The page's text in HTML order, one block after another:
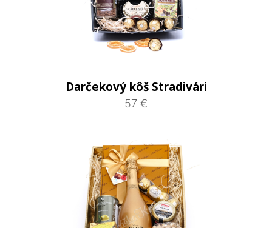
Darčekový kôš Stradivári
57 €